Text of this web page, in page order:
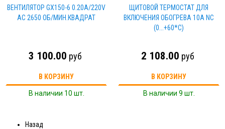
ВЕНТИЛЯТОР GX150-6 0.20А/220V
AC 2650 ОБ/МИН.КВАДРАТ
3 100.00 руб
В КОРЗИНУ
В наличии 10 шт.
ЩИТОВОЙ ТЕРМОСТАТ ДЛЯ
ВКЛЮЧЕНИЯ ОБОГРЕВА 10А NC
(0...+60*C)
2 108.00 руб
В КОРЗИНУ
В наличии 9 шт.
Назад